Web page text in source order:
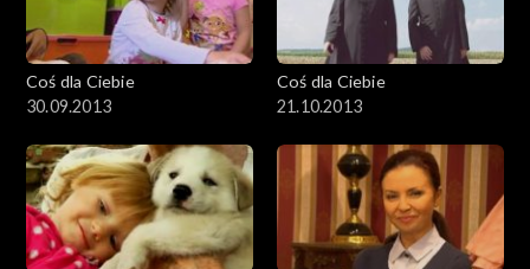
Coś dla Ciebie
30.09.2013
Coś dla Ciebie
21.10.2013